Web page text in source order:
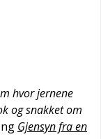
hvor jernene
og snakket om
Gjensyn fra en